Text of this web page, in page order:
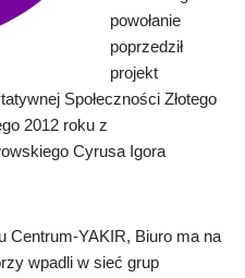
powołanie
poprzedził
projekt
Społeczności Złotego
2012 roku z
Cyrusa Igora
Centrum-YAKIR, Biuro ma na
wpadli w sieć grup